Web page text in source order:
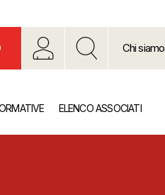
Chi siamo
ELENCO ASSOCIATI